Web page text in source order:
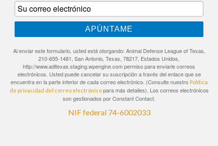
APÚNTAME
Al enviar este formulario, usted está otorgando: Animal Defense League of Texas,
210-655-1481, San Antonio, Texas, 78217, Estados Unidos,
http://www.adltexas.staging.wpengine.com permiso para enviarle correos
electrónicos. Usted puede cancelar su suscripción a través del enlace que se
encuentra en la parte inferior de cada correo electrónico. (Consulte nuestro Política
de privacidad del correo electrónicopara más detalles). Los correos electrónicos
son gestionados por Constant Contact.
NIF federal 74-6002033